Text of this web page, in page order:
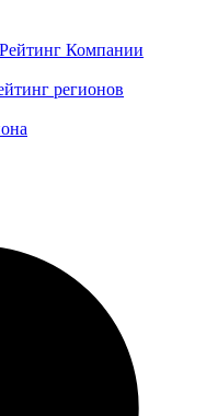
Компании
регионов